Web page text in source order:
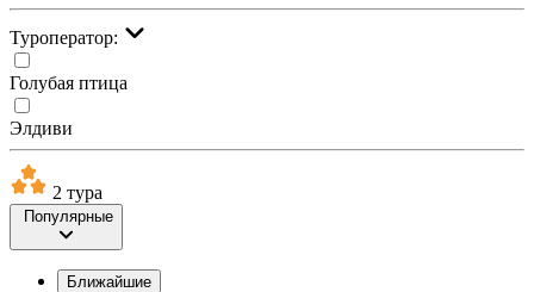
Туроператор:
Голубая птица
Элдиви
2 тура
Популярные
Ближайшие